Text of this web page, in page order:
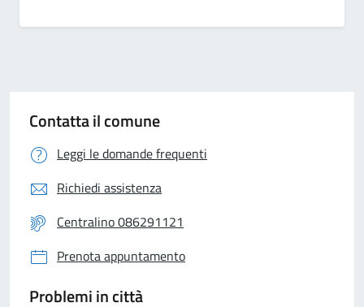
Contatta il comune
Leggi le domande frequenti
Richiedi assistenza
Centralino 086291121
Prenota appuntamento
Problemi in città